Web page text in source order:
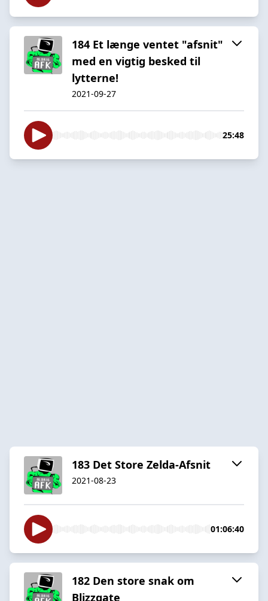
184 Et længe ventet "afsnit"
med en vigtig besked til
lytterne!
2021-09-27
25:48
183 Det Store Zelda-Afsnit
2021-08-23
01:06:40
182 Den store snak om
Blizzgate